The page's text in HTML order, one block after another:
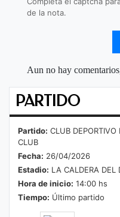
de la nota.
Aun no hay
PARTIDO
Partido: CLUB DEPORTIVO
CLUB
Fecha: 26/04/2026
Estadio: LA CALDERA DEL
Hora de inicio: 14:00 hs
Tiempo: Último partido